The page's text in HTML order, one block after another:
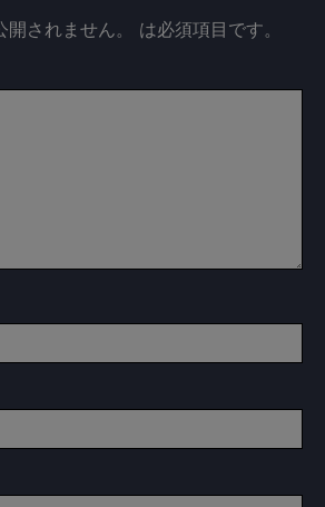
されません。 は必須項目です。